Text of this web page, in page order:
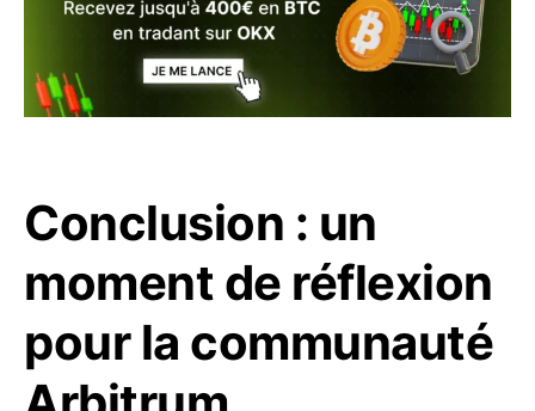
Conclusion : un
moment de réflexion
pour la communauté